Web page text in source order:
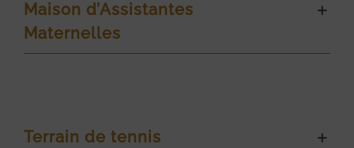
Maison d’Assistantes
Maternelles
Terrain de tennis